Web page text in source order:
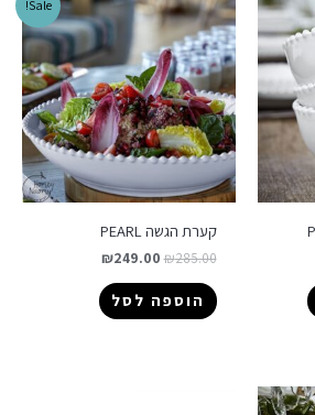
Sale!
קערת הגשה PEARL
₪285.00
₪249.00
הוספה לסל